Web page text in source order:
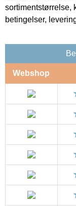
sortimentstørrelse,
betingelser,
Webshop